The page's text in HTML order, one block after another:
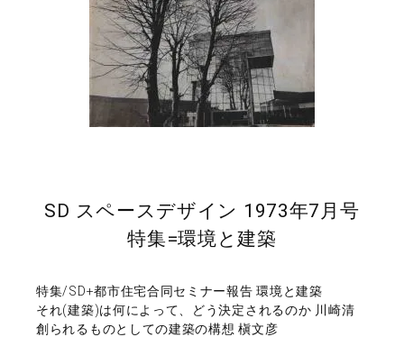
SD スペースデザイン 1973年7月号
特集=環境と建築
特集/SD+都市住宅合同セミナー報告 環境と建築
それ(建築)は何によって、どう決定されるのか 川崎清
創られるものとしての建築の構想 槇文彦